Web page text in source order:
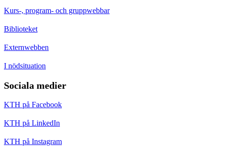
Kurs-, program- och gruppwebbar
Biblioteket
Externwebben
I nödsituation
Sociala medier
KTH på Facebook
KTH på LinkedIn
KTH på Instagram